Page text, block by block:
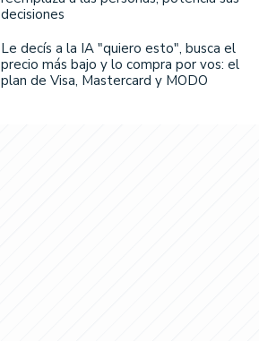
decisiones
Le decís a la IA "quiero esto", busca el
precio más bajo y lo compra por vos: el
plan de Visa, Mastercard y MODO